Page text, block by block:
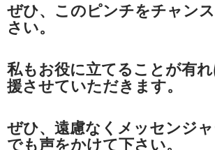
ぜひ、このピンチをチャン
さい。
私もお役に立てることが有
援させていただきます。
ぜひ、遠慮なくメッセンジ
でも声をかけて下さい。